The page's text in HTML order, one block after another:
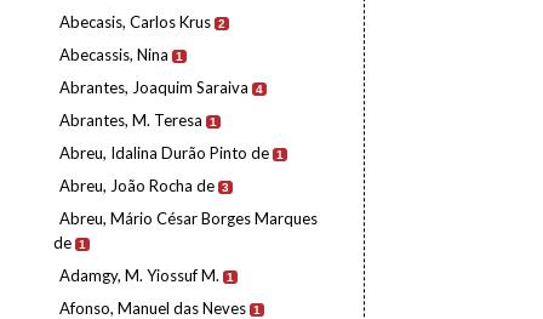
Abecasis, Carlos Krus 2
Abecassis, Nina 1
Abrantes, Joaquim Saraiva 4
Abrantes, M. Teresa 1
Abreu, Idalina Durão Pinto de 1
Abreu, João Rocha de 3
Abreu, Mário César Borges Marques
de 1
Adamgy, M. Yiossuf M. 1
Afonso, Manuel das Neves 1